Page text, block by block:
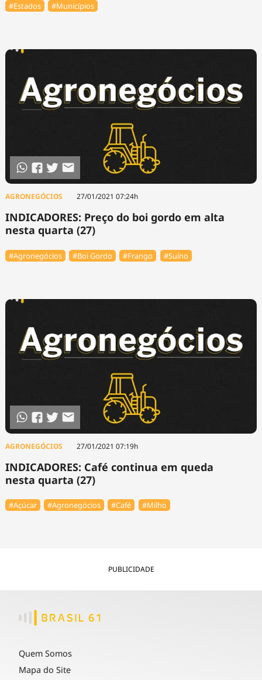
#Estados
#Municípios
AGRONEGÓCIOS 27/01/2021 07:24h
INDICADORES: Preço do boi gordo em alta
nesta quarta (27)
#Agronegócios #Boi Gordo #Frango #Suíno
AGRONEGÓCIOS 27/01/2021 07:19h
INDICADORES: Café continua em queda
nesta quarta (27)
#Açúcar #Agronegócios #Café #Milho
PUBLICIDADE
Quem Somos
Mapa do Site